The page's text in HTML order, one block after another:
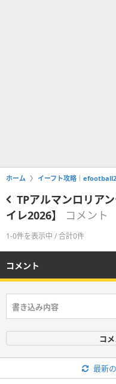
ホーム イーフト攻略｜
TPアルマンロリア
イレ2026】
コメント
1-0件を表示中 / 合計0件
コメント
コ
最新